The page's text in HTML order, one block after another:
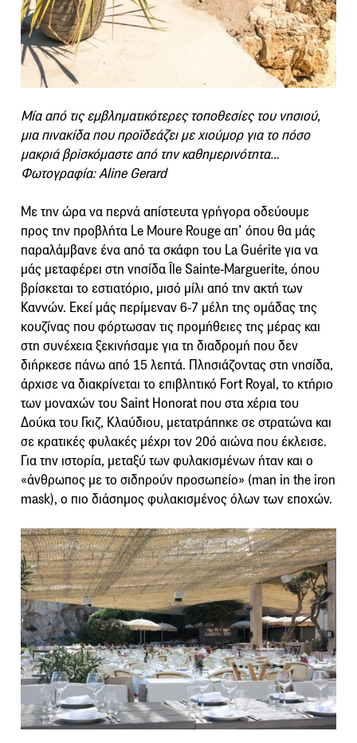
Μία από τις εμβληματικότερες τοποθεσίες του νησιού,
μια πινακίδα που προϊδεάζει με χιούμορ για το πόσο
μακριά βρiσκόμαστε από την καθημερινότητα…
Φωτογραφία: Aline Gerard
Με την ώρα να περνά απίστευτα γρήγορα οδεύουμε
προς την προβλήτα Le Moure Rouge απ’ όπου θα μάς
παραλάμβανε ένα από τα σκάφη του La Guérite για να
μάς μεταφέρει στη νησίδα Île Sainte-Marguerite, όπου
βρίσκεται το εστιατόριο, μισό μίλι από την ακτή των
Καννών. Εκεί μάς περίμεναν 6-7 μέλη της ομάδας της
κουζίνας που φόρτωσαν τις προμήθειες της μέρας και
στη συνέχεια ξεκινήσαμε για τη διαδρομή που δεν
διήρκεσε πάνω από 15 λεπτά. Πλησιάζοντας στη νησίδα,
άρχισε να διακρίνεται το επιβλητικό Fort Royal, το κτήριο
των μοναχών του Saint Honorat που στα χέρια του
Δούκα του Γκιζ, Κλαύδιου, μετατράπηκε σε στρατώνα και
σε κρατικές φυλακές μέχρι τον 20ό αιώνα που έκλεισε.
Για την ιστορία, μεταξύ των φυλακισμένων ήταν και ο
«άνθρωπος με το σιδηρούν προσωπείο» (man in the iron
mask), ο πιο διάσημος φυλακισμένος όλων των εποχών.